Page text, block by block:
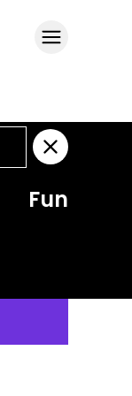
Fun